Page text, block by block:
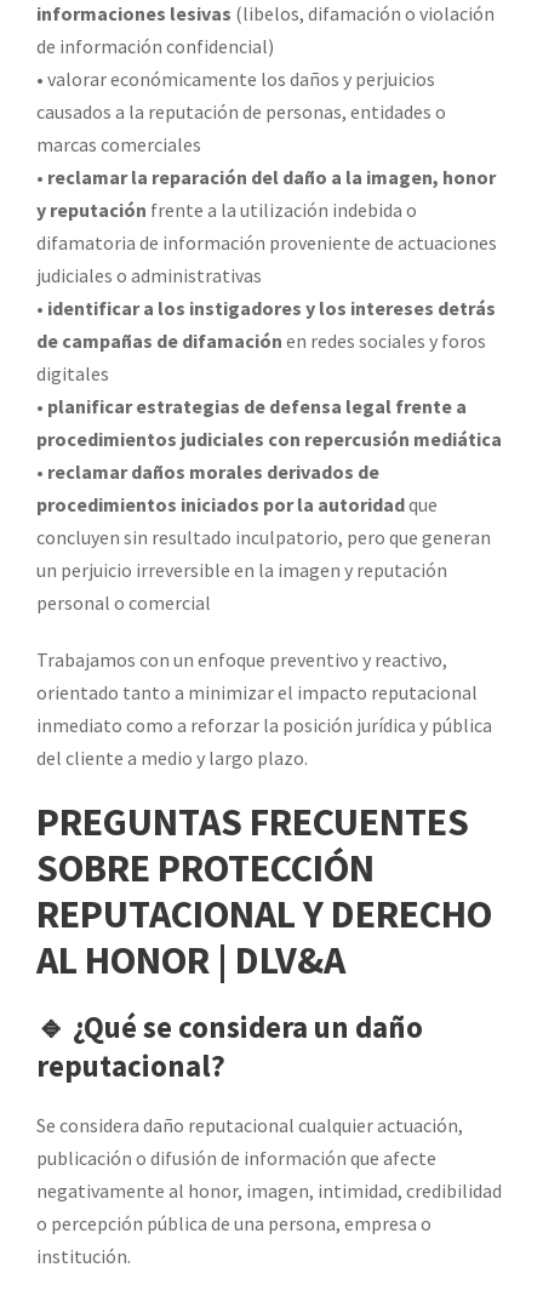
informaciones lesivas (libelos, difamación o violación
de información confidencial)
• valorar económicamente los daños y perjuicios
causados a la reputación de personas, entidades o
marcas comerciales
• reclamar la reparación del daño a la imagen, honor
y reputación frente a la utilización indebida o
difamatoria de información proveniente de actuaciones
judiciales o administrativas
• identificar a los instigadores y los intereses detrás
de campañas de difamación en redes sociales y foros
digitales
• planificar estrategias de defensa legal frente a
procedimientos judiciales con repercusión mediática
• reclamar daños morales derivados de
procedimientos iniciados por la autoridadque
concluyen sin resultado inculpatorio, pero que generan
un perjuicio irreversible en la imagen y reputación
personal o comercial
Trabajamos con un enfoque preventivo y reactivo,
orientado tanto a minimizar el impacto reputacional
inmediato como a reforzar la posición jurídica y pública
del cliente a medio y largo plazo.
PREGUNTAS FRECUENTES
SOBRE PROTECCIÓN
REPUTACIONAL Y DERECHO
AL HONOR | DLV&A
🔹 ¿Qué se considera un daño
reputacional?
Se considera daño reputacional cualquier actuación,
publicación o difusión de información que afecte
negativamente al honor, imagen, intimidad, credibilidad
o percepción pública de una persona, empresa o
institución.